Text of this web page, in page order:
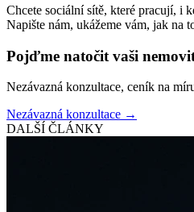
Chcete sociální sítě, které pracují, i
Napište nám, ukážeme vám, jak na
Pojďme natočit vaši
Nezávazná konzultace, ceník na
Nezávazná konzultace →
DALŠÍ ČLÁNKY